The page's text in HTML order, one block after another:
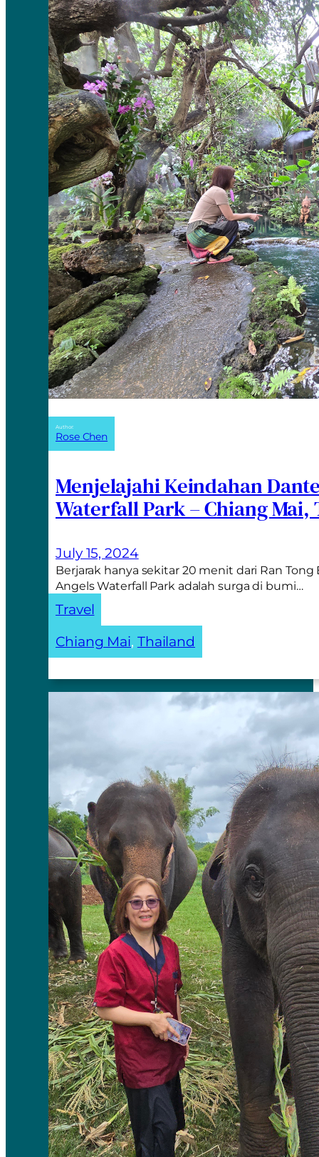
Author:
Rose Chen
Menjelajahi Keindahan
Waterfall Park – Chiang
July 15, 2024
Berjarak hanya sekitar 20 menit dari Ran
Angels Waterfall Park adalah surga di bumi…
Travel
Chiang Mai, Thailand